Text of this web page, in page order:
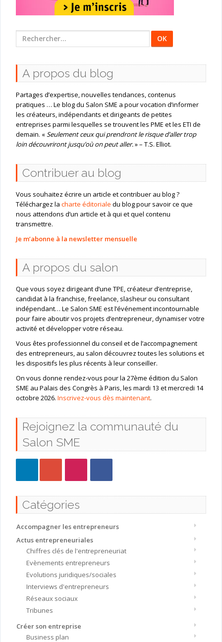
Rechercher
:
A propos du blog
Partages d’expertise, nouvelles tendances, contenus
pratiques … Le blog du Salon SME a pour vocation d’informer
les créateurs, indépendants et dirigeants de petites
entreprises parmi lesquelles se trouvent les PME et les ETI de
demain. «Seulement ceux qui prendront le risque d’aller trop
loin découvriront jusqu’où on peut aller.» – T.S. Elliot.
Contribuer au blog
Vous souhaitez écrire un article et contribuer au blog ?
Téléchargez la charte éditoriale du blog pour savoir ce que
nous attendons d’un article et à qui et quel contenu
transmettre.
Je m’abonne à la newsletter mensuelle
A propos du salon
Que vous soyez dirigeant d’une TPE, créateur d’entreprise,
candidat à la franchise, freelance, slasheur ou consultant
indépendant… Le Salon SME est l’événement incontournable
pour faire aboutir vos projets d’entrepreneur, dynamiser votre
activité et développer votre réseau.
Vous êtes professionnel du conseil et de l’accompagnement
des entrepreneurs, au salon découvrez toutes les solutions et
les dispositifs les plus récents à leur conseiller.
On vous donne rendez-vous pour la 27ème édition du Salon
SME au Palais des Congrès à Paris, les mardi 13 et mercredi 14
octobre 2026. Inscrivez-vous dès maintenant.
Rejoignez la communauté du
Salon SME
Catégories
Accompagner les entrepreneurs
Actus entrepreneuriales
Chiffres clés de l'entrepreneuriat
Evènements entrepreneurs
Evolutions juridiques/sociales
Interviews d'entrepreneurs
Réseaux sociaux
Tribunes
Créer son entreprise
Business plan